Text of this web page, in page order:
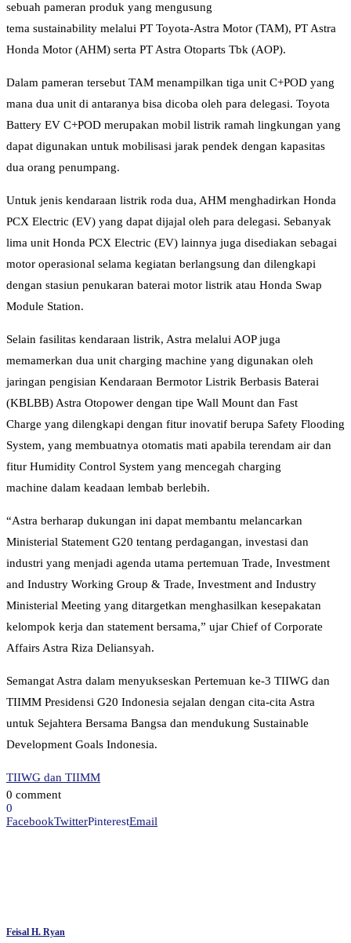
sebuah pameran produk yang mengusung
tema sustainability melalui PT Toyota-Astra Motor (TAM), PT Astra
Honda Motor (AHM) serta PT Astra Otoparts Tbk (AOP).
Dalam pameran tersebut TAM menampilkan tiga unit C+POD yang
mana dua unit di antaranya bisa dicoba oleh para delegasi. Toyota
Battery EV C+POD merupakan mobil listrik ramah lingkungan yang
dapat digunakan untuk mobilisasi jarak pendek dengan kapasitas
dua orang penumpang.
Untuk jenis kendaraan listrik roda dua, AHM menghadirkan Honda
PCX Electric (EV) yang dapat dijajal oleh para delegasi. Sebanyak
lima unit Honda PCX Electric (EV) lainnya juga disediakan sebagai
motor operasional selama kegiatan berlangsung dan dilengkapi
dengan stasiun penukaran baterai motor listrik atau Honda Swap
Module Station.
Selain fasilitas kendaraan listrik, Astra melalui AOP juga
memamerkan dua unit charging machine yang digunakan oleh
jaringan pengisian Kendaraan Bermotor Listrik Berbasis Baterai
(KBLBB) Astra Otopower dengan tipe Wall Mount dan Fast
Charge yang dilengkapi dengan fitur inovatif berupa Safety Flooding
System, yang membuatnya otomatis mati apabila terendam air dan
fitur Humidity Control System yang mencegah charging
machine dalam keadaan lembab berlebih.
“Astra berharap dukungan ini dapat membantu melancarkan
Ministerial Statement G20 tentang perdagangan, investasi dan
industri yang menjadi agenda utama pertemuan Trade, Investment
and Industry Working Group & Trade, Investment and Industry
Ministerial Meeting yang ditargetkan menghasilkan kesepakatan
kelompok kerja dan statement bersama,” ujar Chief of Corporate
Affairs Astra Riza Deliansyah.
Semangat Astra dalam menyukseskan Pertemuan ke-3 TIIWG dan
TIIMM Presidensi G20 Indonesia sejalan dengan cita-cita Astra
untuk Sejahtera Bersama Bangsa dan mendukung Sustainable
Development Goals Indonesia.
TIIWG dan TIIMM
0 comment
0
FacebookTwitterPinterestEmail
Feisal H. Ryan